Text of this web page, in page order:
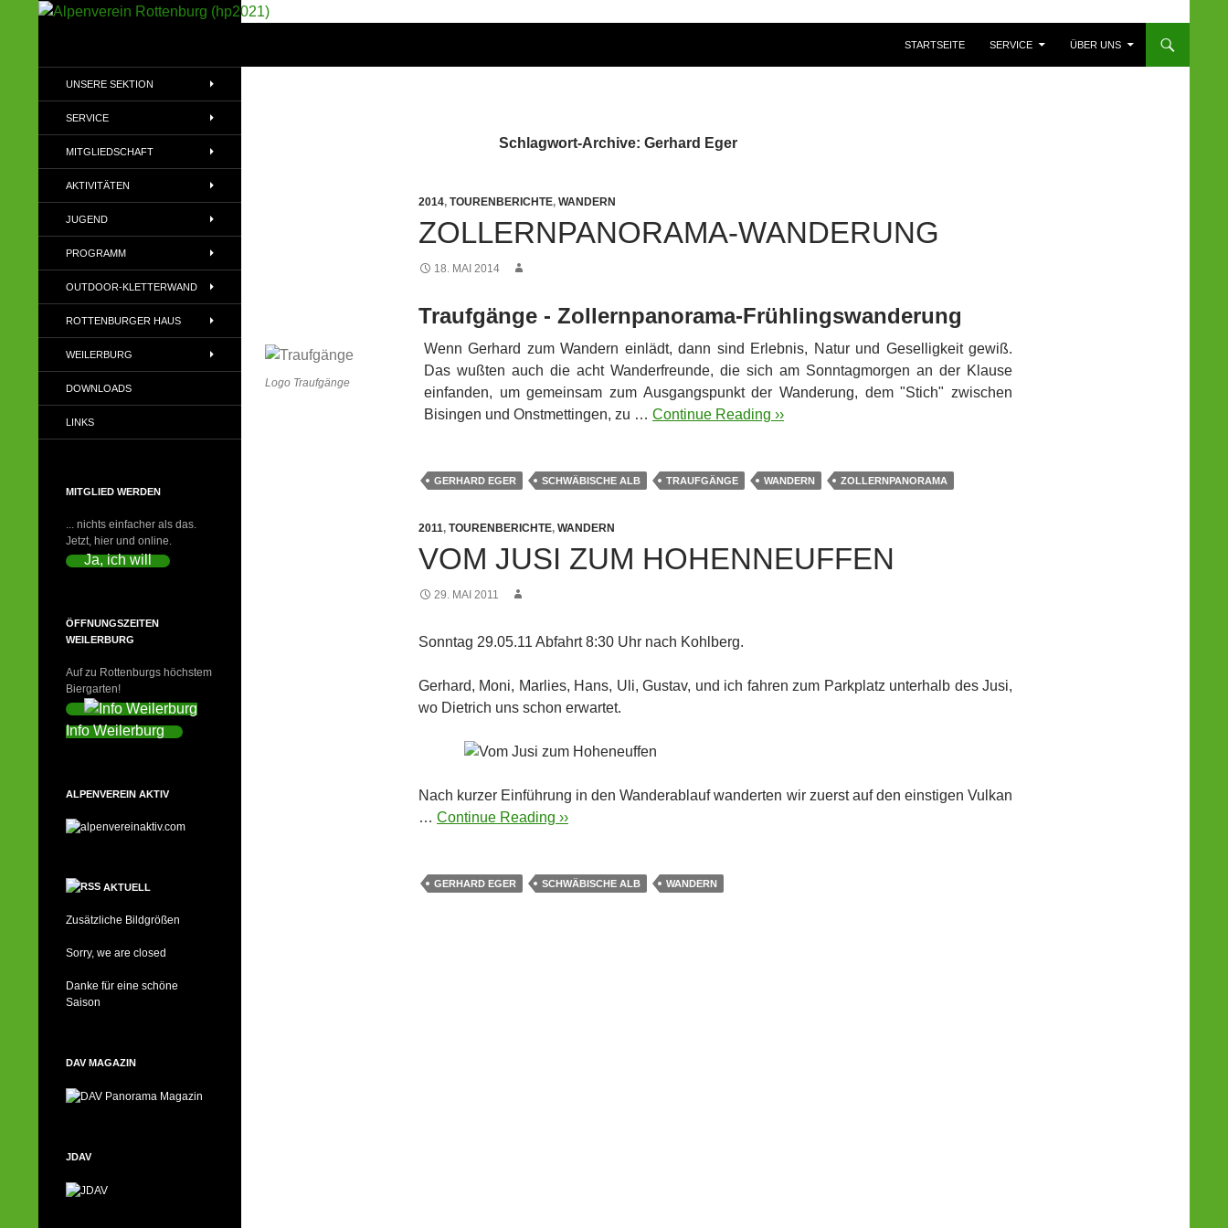
STARTSEITE
SERVICE ÜBER UNS
Schlagwort-Archive: Gerhard Eger
2014, TOURENBERICHTE, WANDERN
ZOLLERNPANORAMA-WANDERUNG
18. MAI 2014
Traufgänge - Zollernpanorama-Frühlingswanderung
Logo Traufgänge
Wenn Gerhard zum Wandern einlädt, dann sind Erlebnis, Natur und Geselligkeit gewiß.
Das wußten auch die acht Wanderfreunde, die sich am Sonntagmorgen an der Klause
einfanden, um gemeinsam zum Ausgangspunkt der Wanderung, dem "Stich" zwischen
Bisingen und Onstmettingen, zu … Continue Reading ››
GERHARD EGER SCHWÄBISCHE ALB TRAUFGÄNGE WANDERN ZOLLERNPANORAMA
2011, TOURENBERICHTE, WANDERN
VOM JUSI ZUM HOHENNEUFFEN
29. MAI 2011
Sonntag 29.05.11 Abfahrt 8:30 Uhr nach Kohlberg.
Gerhard, Moni, Marlies, Hans, Uli, Gustav, und ich fahren zum Parkplatz unterhalb des Jusi,
wo Dietrich uns schon erwartet.
Nach kurzer Einführung in den Wanderablauf wanderten wir zuerst auf den einstigen Vulkan
… Continue Reading ››
GERHARD EGER SCHWÄBISCHE ALB WANDERN
(DAV)
UNSERE SEKTION
SERVICE
MITGLIEDSCHAFT
AKTIVITÄTEN
JUGEND
PROGRAMM
OUTDOOR-KLETTERWAND
ROTTENBURGER HAUS
WEILERBURG
DOWNLOADS
LINKS
MITGLIED WERDEN
... nichts einfacher als das.
Jetzt, hier und online.
Ja, ich will
ÖFFNUNGSZEITEN
WEILERBURG
Auf zu Rottenburgs höchstem
Biergarten!
Info Weilerburg
ALPENVEREIN AKTIV
AKTUELL
Zusätzliche Bildgrößen
Sorry, we are closed
Danke für eine schöne
Saison
DAV MAGAZIN
JDAV